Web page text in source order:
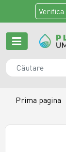
Verifica
Prima pagina